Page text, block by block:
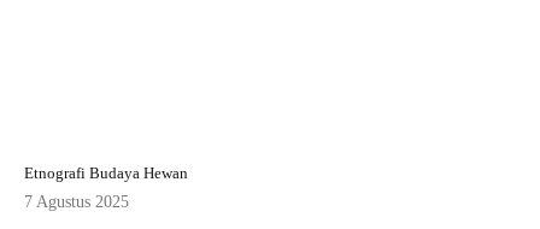
Etnografi Budaya Hewan
7 Agustus 2025